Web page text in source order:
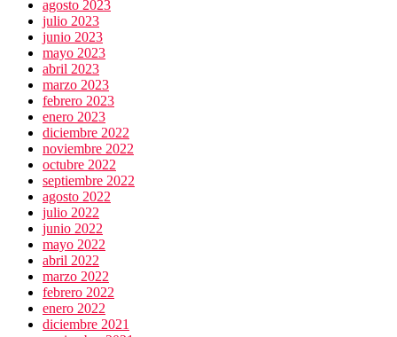
agosto 2023
julio 2023
junio 2023
mayo 2023
abril 2023
marzo 2023
febrero 2023
enero 2023
diciembre 2022
noviembre 2022
octubre 2022
septiembre 2022
agosto 2022
julio 2022
junio 2022
mayo 2022
abril 2022
marzo 2022
febrero 2022
enero 2022
diciembre 2021